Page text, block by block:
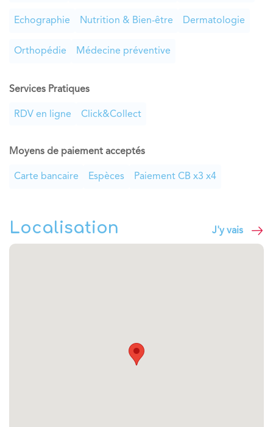
Echographie Nutrition & Bien-être Dermatologie
Orthopédie Médecine préventive
Services Pratiques
RDV en ligne Click&Collect
Moyens de paiement acceptés
Carte bancaire Espèces Paiement CB x3 x4
Localisation J'y vais